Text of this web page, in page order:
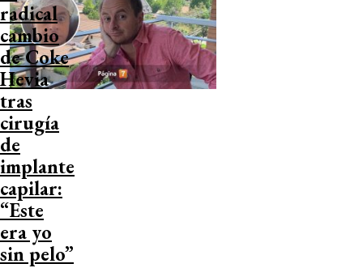
radical
cambio
de Coke
Hevia
tras
cirugía
de
implante
capilar:
“Este
era yo
sin pelo”